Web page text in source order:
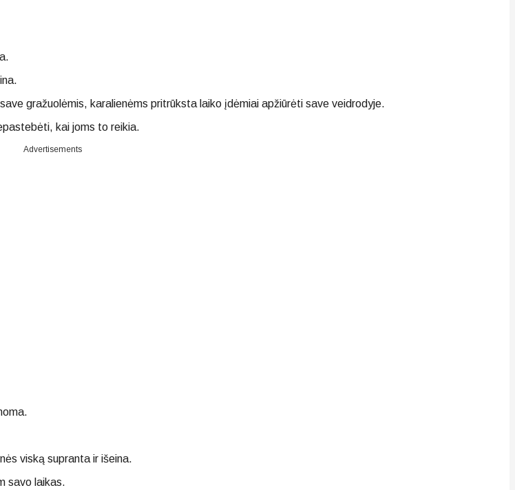
gražuolėmis, karalienėms pritrūksta laiko įdėmiai apžiūrėti save veidrodyje.
kai joms to reikia.
Advertisements
viską supranta ir išeina.
savo laikas.